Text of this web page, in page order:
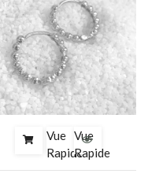
Vue
Rapide
Vue
Rapide